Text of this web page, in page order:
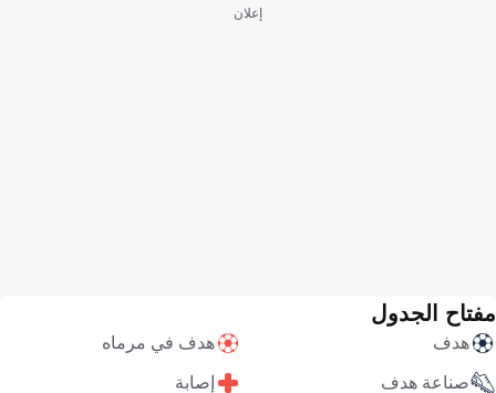
إعلان
مفتاح الجدول
هدف هدف في مرماه
صناعة هدف إصابة